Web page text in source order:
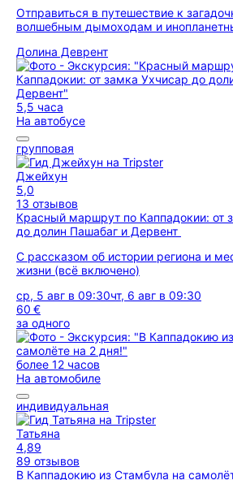
Отправиться в путешествие к
волшебным дымоходам и
Долина Деврент
5,5 часа
На автобусе
групповая
Джейхун
5,0
13 отзывов
Красный маршрут по Каппадокии: от
до долин Пашабаг и Дервент
С рассказом об истории региона и
жизни (всё включено)
ср, 5 авг в 09:30чт, 6 авг в 09:30
60 €
за одного
более 12 часов
На автомобиле
индивидуальная
Татьяна
4,89
89 отзывов
В Каппадокию из Стамбула на